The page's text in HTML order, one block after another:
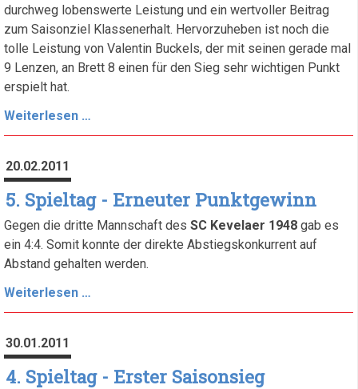
durchweg lobenswerte Leistung und ein wertvoller Beitrag
zum Saisonziel Klassenerhalt. Hervorzuheben ist noch die
tolle Leistung von Valentin Buckels, der mit seinen gerade mal
9 Lenzen, an Brett 8 einen für den Sieg sehr wichtigen Punkt
erspielt hat.
Weiterlesen …
Spieltag
20.02.2011
5. Spieltag - Erneuter Punktgewinn
Gegen die dritte Mannschaft des SC Kevelaer 1948 gab es
ein 4:4. Somit konnte der direkte Abstiegskonkurrent auf
Abstand gehalten werden.
Weiterlesen …
Spieltag
Punktgewinn
30.01.2011
4. Spieltag - Erster Saisonsieg